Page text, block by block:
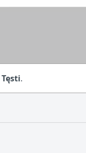
Tęsti.